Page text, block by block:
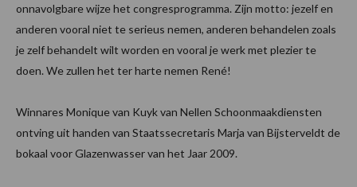
onnavolgbare wijze het congresprogramma. Zijn motto: jezelf en
anderen vooral niet te serieus nemen, anderen behandelen zoals
je zelf behandelt wilt worden en vooral je werk met plezier te
doen. We zullen het ter harte nemen René!
Winnares Monique van Kuyk van Nellen Schoonmaakdiensten
ontving uit handen van Staatssecretaris Marja van Bijsterveldt de
bokaal voor Glazenwasser van het Jaar 2009.